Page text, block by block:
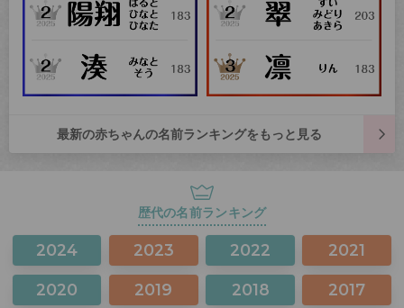
最新の赤ちゃんの名前ランキングをもっと見る
歴代の名前ランキング
2024 2023 2022 2021
2020 2019 2018 2017